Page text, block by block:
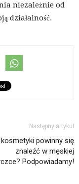
niezależnie od
działalność.
Następny artykuł
powinny się
znaleźć w męskiej
Podpowiadamy!